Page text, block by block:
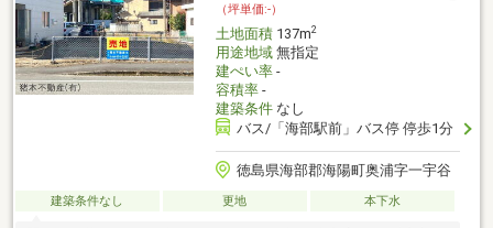
（坪単価:-）
土地面積137m2
用途地域無指定
建ぺい率-
容積率-
建築条件なし
バス/「海部駅前」バス停 停歩1分
徳島県海部郡海陽町奥浦字一宇谷
建築条件なし 更地 本下水